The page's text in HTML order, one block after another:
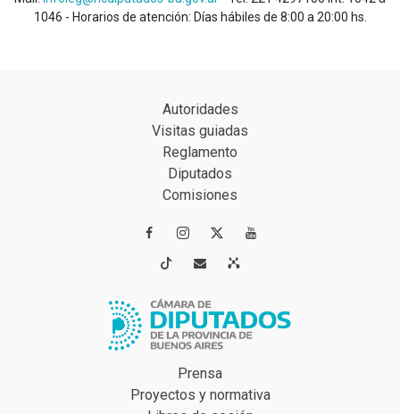
1046 - Horarios de atención: Días hábiles de 8:00 a 20:00 hs.
Autoridades
Visitas guiadas
Reglamento
Diputados
Comisiones
 
 
Prensa
Proyectos y normativa